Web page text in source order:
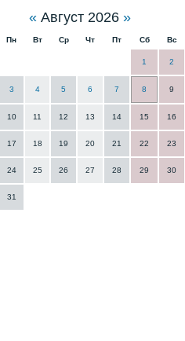
« Август 2026 »
Пн Вт Ср Чт Пт Сб Вс
1 2
3 4 5 6 7 8 9
10 11 12 13 14 15 16
17 18 19 20 21 22 23
24 25 26 27 28 29 30
31